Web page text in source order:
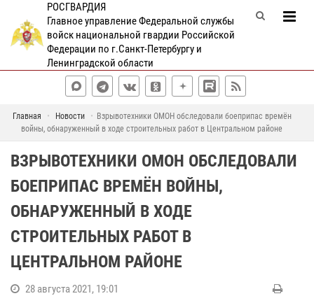
РОСГВАРДИЯ
Главное управление Федеральной службы
войск национальной гвардии Российской
Федерации по г.Санкт-Петербургу и
Ленинградской области
Главная Новости
Взрывотехники ОМОН обследовали боеприпас времён
войны, обнаруженный в ходе строительных работ в Центральном районе
ВЗРЫВОТЕХНИКИ ОМОН ОБСЛЕДОВАЛИ
БОЕПРИПАС ВРЕМЁН ВОЙНЫ,
ОБНАРУЖЕННЫЙ В ХОДЕ
СТРОИТЕЛЬНЫХ РАБОТ В
ЦЕНТРАЛЬНОМ РАЙОНЕ
28 августа 2021, 19:01